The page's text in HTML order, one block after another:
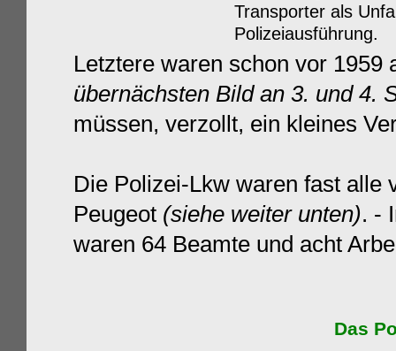
Transporter als
Polizeiausführung.
Letztere waren schon vor
übernächsten Bild an 3. und 4.
müssen, verzollt, ein kleines
Die Polizei-Lkw waren fast alle
Peugeot (siehe weiter unten). -
waren 64 Beamte und acht
Das